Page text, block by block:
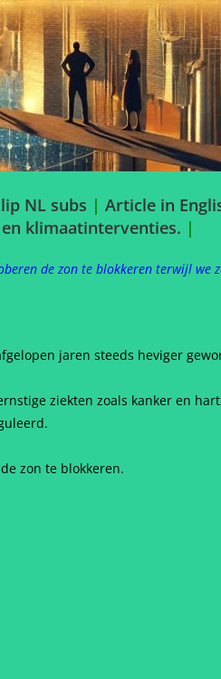
NL subs | Article in
klimaatinterventies. |
de zon te blokkeren terwijl we
jaren steeds heviger
ziekten zoals kanker en
zon te blokkeren.